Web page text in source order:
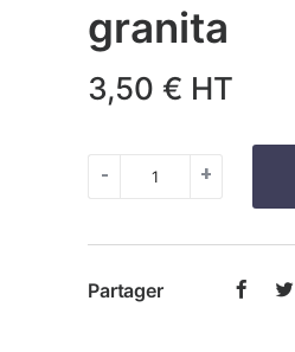
granita
3,50 € HT
-
quantité
Machine
+
Partager